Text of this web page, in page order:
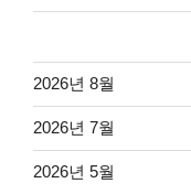
2026년 8월
2026년 7월
2026년 5월